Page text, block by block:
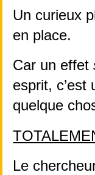
Un curieux
en place.
Car un effet
esprit, c’est
quelque
Le